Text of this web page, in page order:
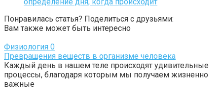
Понравилась статья? Поделиться с друзьями:
Вам также может быть интересно
Физиология 0
Превращения веществ в организме человека
Каждый день в нашем теле происходят удивительные
процессы, благодаря которым мы получаем жизненно
важные